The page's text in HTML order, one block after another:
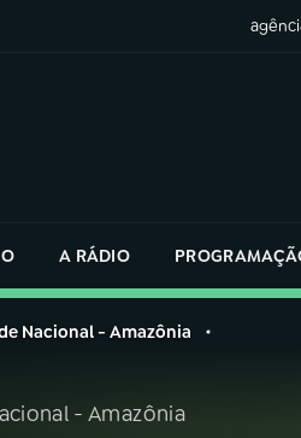
A RÁDIO
Nacional - Amazônia
- Amazônia